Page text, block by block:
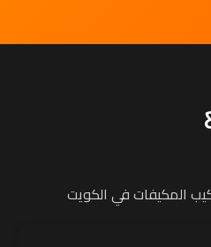
المكيفات في الكويت